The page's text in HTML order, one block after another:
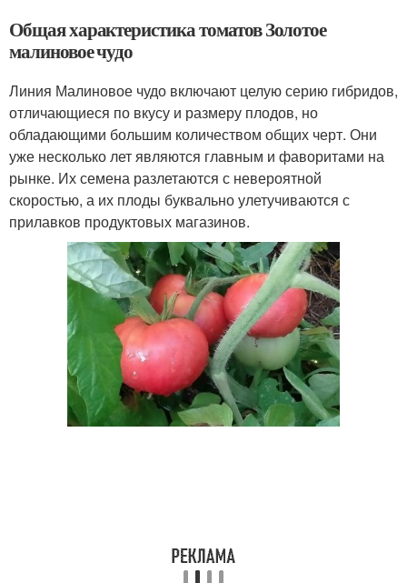
Общая характеристика томатов Золотое
малиновое чудо
Линия Малиновое чудо включают целую серию гибридов,
отличающиеся по вкусу и размеру плодов, но
обладающими большим количеством общих черт. Они
уже несколько лет являются главным и фаворитами на
рынке. Их семена разлетаются с невероятной
скоростью, а их плоды буквально улетучиваются с
прилавков продуктовых магазинов.